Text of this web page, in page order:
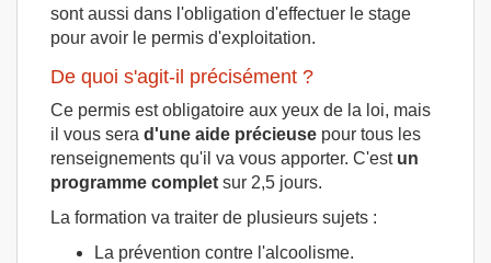
sont aussi dans l'obligation d'effectuer le stage
pour avoir le permis d'exploitation.
De quoi s'agit-il précisément ?
Ce permis est obligatoire aux yeux de la loi, mais
il vous sera d'une aide précieuse pour tous les
renseignements qu'il va vous apporter. C'estun
programme complet sur 2,5 jours.
La formation va traiter de plusieurs sujets :
La prévention contre l'alcoolisme.